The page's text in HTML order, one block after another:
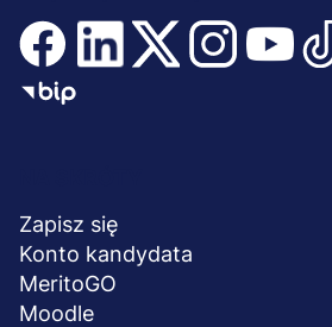
stopka
Zapisz się
Konto kandydata
MeritoGO
Moodle